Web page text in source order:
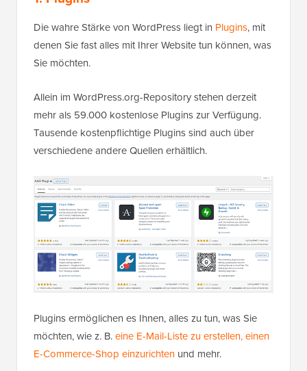
Die wahre Stärke von WordPress liegt in Plugins, mit
denen Sie fast alles mit Ihrer Website tun können, was
Sie möchten.
Allein im WordPress.org-Repository stehen derzeit
mehr als 59.000 kostenlose Plugins zur Verfügung.
Tausende kostenpflichtige Plugins sind auch über
verschiedene andere Quellen erhältlich.
Plugins ermöglichen es Ihnen, alles zu tun, was Sie
möchten, wie z. B.eine E-Mail-Liste zu erstellen,einen
E-Commerce-Shop einzurichten und mehr.